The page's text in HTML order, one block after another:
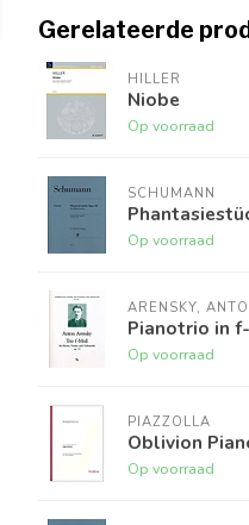
Gerelateerde
HILLER
Niobe
Op voorraad
SCHUMANN
Op voorraad
ARENSKY,
Pianotrio in
Op voorraad
PIAZZOLLA
Oblivion
Op voorraad